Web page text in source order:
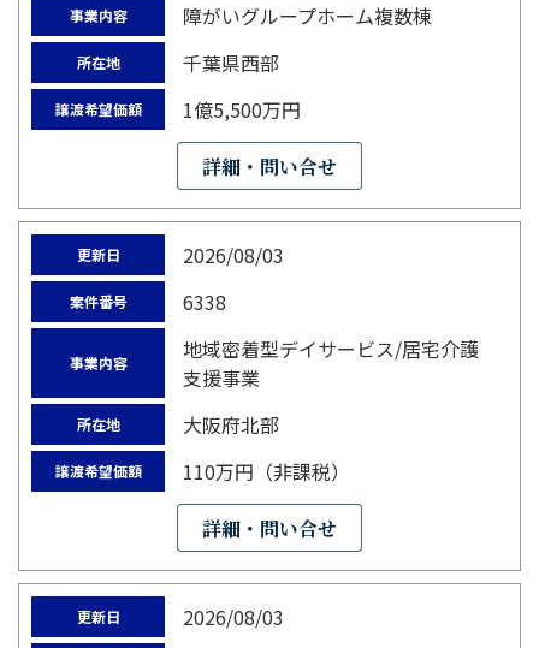
事業内容 障がいグループホーム複数棟
所在地 千葉県西部
譲渡希望価額 1億5,500万円
詳細・問い合せ
更新日 2026/08/03
案件番号 6338
事業内容
地域密着型デイサービス/居宅介護
支援事業
所在地 大阪府北部
譲渡希望価額 110万円（非課税）
詳細・問い合せ
更新日 2026/08/03